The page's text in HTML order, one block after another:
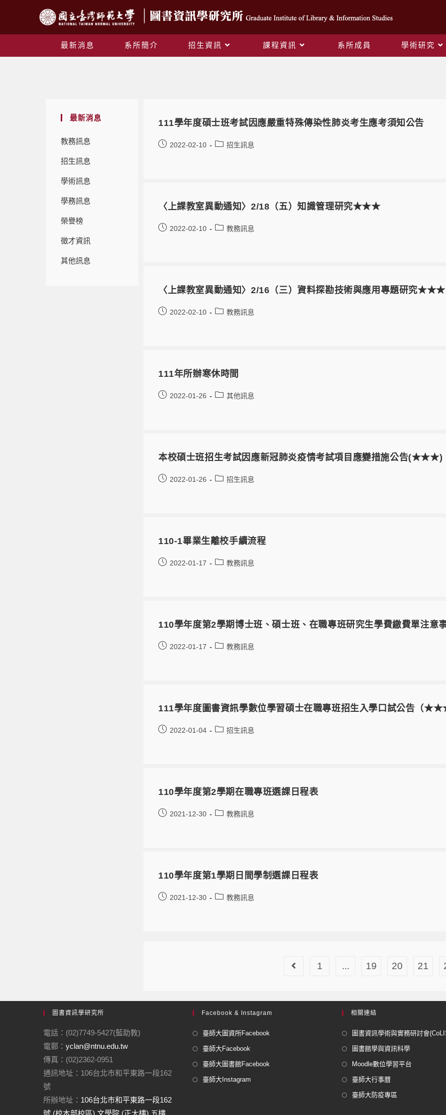
最新消息 系所簡介 招生資訊 課程資訊 系所成員 學術研究
最新消息
教務訊息
招生訊息
學術訊息
學務訊息
榮譽榜
徵才資訊
其他訊息
111學年度碩士班考試因應嚴重特殊傳染性肺炎考生應考須知公告
2022-02-10 招生訊息
〈上課教室異動通知〉2/18（五）知識管理研究★★★
2022-02-10 教務訊息
〈上課教室異動通知〉2/16（三）資料探勘技術與應用專題研究★★★
2022-02-10 教務訊息
111年所辦寒休時間
2022-01-26 其他訊息
本校碩士班招生考試因應新冠肺炎疫情考試項目應變措施公告(★★★)
2022-01-26 招生訊息
110-1畢業生離校手續流程
2022-01-17 教務訊息
110學年度第2學期博士班、碩士班、在職專班研究生學費繳費單注意
2022-01-17 教務訊息
111學年度圖書資訊學數位學習碩士在職專班招生入學口試公告（
2022-01-04 招生訊息
110學年度第2學期在職專班選課日程表
2021-12-30 教務訊息
110學年度第1學期日間學制選課日程表
2021-12-30 教務訊息
1 ... 19 20 21
圖書資訊學研究所
電話：(02)7749-5427(藍助教)
電郵： yclan@ntnu.edu.tw
傳真：(02)2362-0951
通訊地址：106台北市和平東路一段162
號
所辦地址： 106台北市和平東路一段162
號 (校本部校區) 文學院 (正大樓) 五樓
Facebook & Instagram
臺師大圖資所Facebook
臺師大Facebook
臺師大圖書館Facebook
臺師大Instagram
相關連結
圖書資訊學術與實務研討會
圖書館學與資訊科學
Moodle數位學習平台
臺師大行事曆
臺師大防疫專區